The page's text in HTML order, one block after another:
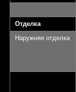
Отделка
Наружняя отделка
4
КП
6